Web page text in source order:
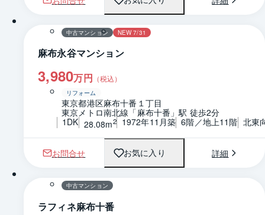
1 / 0 間取り
中古マンション NEW 7/31
麻布永谷マンション
3,980万円 （税込）
リフォーム
東京都港区麻布十番１丁目
東京メトロ南北線「麻布十番」駅 徒歩2分
1DK 28.08m2 1972年11月築 6階／地上11階 北東
お問合せ お気に入り 詳細
1 / 0 間取り
中古マンション
ラフィネ麻布十番